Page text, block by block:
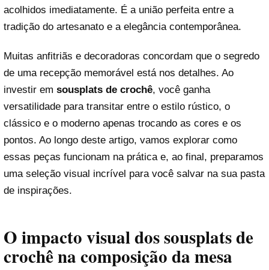
acolhidos imediatamente. É a união perfeita entre a
tradição do artesanato e a elegância contemporânea.
Muitas anfitriãs e decoradoras concordam que o segredo
de uma recepção memorável está nos detalhes. Ao
investir em sousplats de crochê, você ganha
versatilidade para transitar entre o estilo rústico, o
clássico e o moderno apenas trocando as cores e os
pontos. Ao longo deste artigo, vamos explorar como
essas peças funcionam na prática e, ao final, preparamos
uma seleção visual incrível para você salvar na sua pasta
de inspirações.
O impacto visual dos sousplats de
crochê na composição da mesa